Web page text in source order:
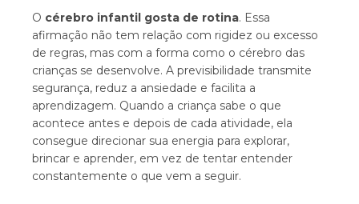
O cérebro infantil gosta de rotina. Essa
afirmação não tem relação com rigidez ou excesso
de regras, mas com a forma como o cérebro das
crianças se desenvolve. A previsibilidade transmite
segurança, reduz a ansiedade e facilita a
aprendizagem. Quando a criança sabe o que
acontece antes e depois de cada atividade, ela
consegue direcionar sua energia para explorar,
brincar e aprender, em vez de tentar entender
constantemente o que vem a seguir.